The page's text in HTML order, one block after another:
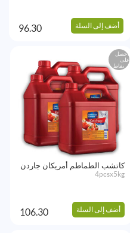
أضف إلى السلة 96.30
احصل
على
نقاط
كاتشب الطماطم أمريكان جاردن
4pcsx5kg
أضف إلى السلة 106.30